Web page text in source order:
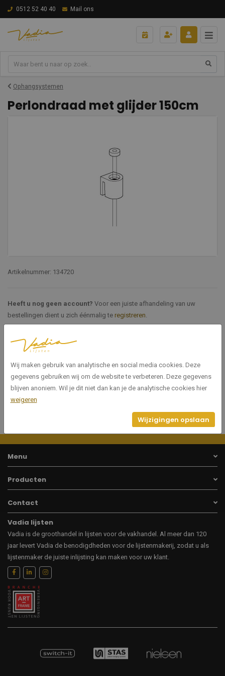
0512 52 40 40 Mail ons
Ophangsystemen
Perlondraad met glijder 150cm
Artikelnummer: 134720
Heeft u nog geen account? Voor een juiste afhandeling van uw
bestellingen dient u zich éénmalig te registreren.
Specificaties
Artikelnummer 134720
Menu
Producten
Contact
Vadia lijsten
Vadia is de groothandel in lijsten voor de vakhandel. Al meer dan 120
jaar levert Vadia de benodigdheden voor de lijstenmakerij, zodat u als
lijstenmaker de juiste inlijsting kan maken voor uw klant.
Wij maken gebruik van analytische en social media cookies. Deze
gegevens gebruiken wij om de website te verbeteren. Deze gegevens
blijven anoniem. Wil je dit niet dan kan je de analytische cookies hier
weigeren
Wijzigingen opslaan